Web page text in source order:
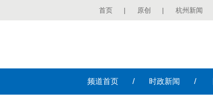
首页 | 原创 | 杭州新闻
频道首页 / 时政新闻 /